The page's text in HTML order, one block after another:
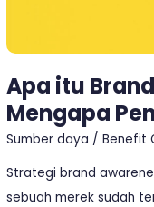
Apa itu
Mengapa
Sumber daya /Benefit
Strategi brand
sebuah merek sudah
Anda